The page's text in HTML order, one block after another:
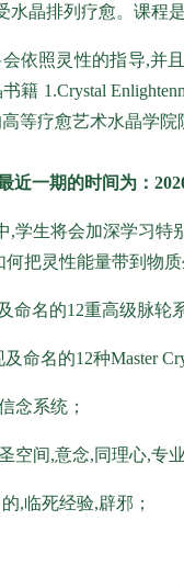
水晶排列疗愈。课程
依照灵性的指导,并
籍 1.Crystal
高等疗愈艺术水晶学院
近一期的时间为：
,学生将会加深学习
把灵性能量带到物
命名的12重高级脉
命名的12种Master
念系统；
空间,意念,同理心,专
,临死经验,辟邪；